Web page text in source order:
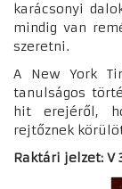
karácsonyi
mindig van
szeretni.
A New York
tanulságos
hit erejéről,
rejtőznek
Raktári jelzet: V